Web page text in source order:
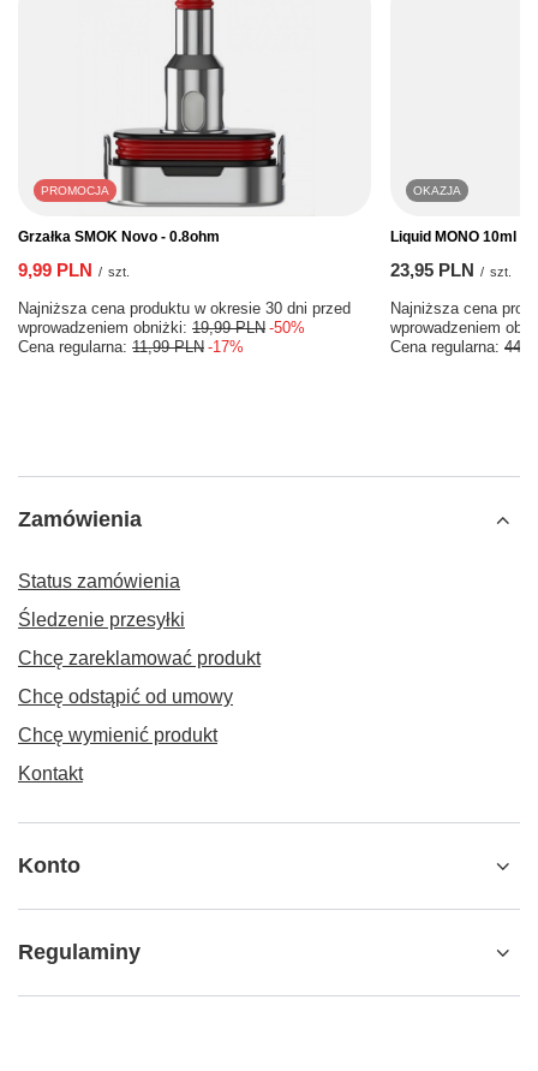
PROMOCJA
Grzałka SMOK Novo - 0.8ohm
9,99 PLN / szt.
Najniższa cena produktu w okresie 30 dni przed
wprowadzeniem obniżki: 19,99 PLN -50%
Cena regularna: 11,99 PLN -17%
OKAZJA
Liquid MONO 10ml -
23,95 PLN / szt.
Najniższa cena
wprowadzeniem
Cena regularna:
Zamówienia
Status zamówienia
Śledzenie przesyłki
Chcę zareklamować produkt
Chcę odstąpić od umowy
Chcę wymienić produkt
Kontakt
Konto
Regulaminy